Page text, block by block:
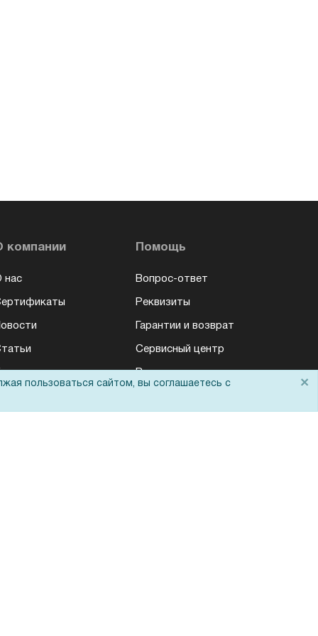
компании
нас
Помощь
Вопрос-ответ
Реквизиты
Гарантии и возврат
Сервисный центр
Вакансии
пользоваться сайтом, вы соглашаетесь с
×